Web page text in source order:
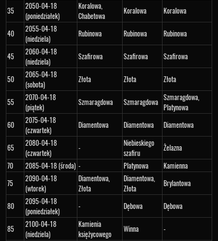
35
2050-04-18
(poniedziałek)
Koralowa,
Chabetowa
Koralowa Koralowa
40
2055-04-18
(niedziela)
Rubinowa Rubinowa Rubinowa
45
2060-04-18
(niedziela)
Szafirowa Szafirowa Szafirowa
50
2065-04-18
(sobota)
Złota Złota Złota
55
2070-04-18
(piątek)
Szmaragdowa Szmaragdowa Szmaragdowa,
Platynowa
60
2075-04-18
(czwartek)
Diamentowa Diamentowa Diamentowa
65
2080-04-18
(czwartek)
-
Niebieskiego
szafiru
Żelazna
70
2085-04-18 (środa) - Platynowa
Kamienna
75
2090-04-18
(wtorek)
Diamentowa,
Złota
Diamentowa,
Złota
Brylantowa
80
2095-04-18
(poniedziałek)
- Dębowa Dębowa
85
2100-04-18
(niedziela)
Kamienia
księżycowego
Winna -